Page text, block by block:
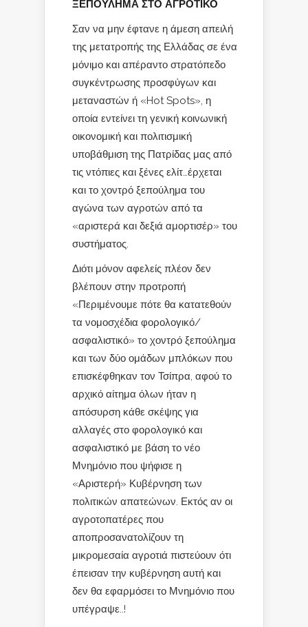
ΞΕΠΟΥΛΗΜΑ ΣΤΟ ΑΓΡΟΤΙΚΟ
Σαν να μην έφτανε η άμεση απειλή
της μετατροπής της Ελλάδας σε ένα
μόνιμο και απέραντο στρατόπεδο
συγκέντρωσης προσφύγων και
μεταναστών ή «Hot Spots», η
οποία εντείνει τη γενική κοινωνική
οικονομική και πολιτισμική
υποβάθμιση της Πατρίδας μας από
τις ντόπιες και ξένες ελίτ…έρχεται
και το χοντρό ξεπούλημα του
αγώνα των αγροτών από τα
«αριστερά και δεξιά αμορτισέρ» του
συστήματος.
Διότι μόνον αφελείς πλέον δεν
βλέπουν στην προτροπή
«Περιμένουμε πότε θα κατατεθούν
τα νομοσχέδια φορολογικό/
ασφαλιστικό» το χοντρό ξεπούλημα
και των δύο ομάδων μπλόκων που
επισκέφθηκαν τον Τσίπρα, αφού το
αρχικό αίτημα όλων ήταν η
απόσυρση κάθε σκέψης για
αλλαγές στο φορολογικό και
ασφαλιστικό με βάση το νέο
Μνημόνιο που ψήφισε η
«Αριστερή» Κυβέρνηση των
πολιτικών απατεώνων. Εκτός αν οι
αγροτοπατέρες που
αποπροσανατολίζουν τη
μικρομεσαία αγροτιά πιστεύουν ότι
έπεισαν την κυβέρνηση αυτή και
δεν θα εφαρμόσει το Μνημόνιο που
υπέγραψε..!